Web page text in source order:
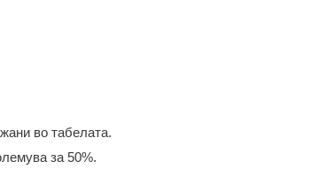
во табелата.
за 50%.